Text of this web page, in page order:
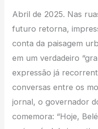
Abril de 2025. Nas
futuro retorna,
conta da paisagem
em um verdadeiro
expressão já
conversas entre os
jornal, o governador
comemora: “Hoje,